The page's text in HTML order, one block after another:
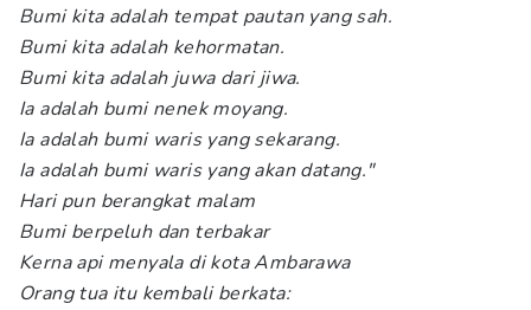
Bumi kita adalah tempat pautan yang sah.
Bumi kita adalah kehormatan.
Bumi kita adalah juwa dari jiwa.
Ia adalah bumi nenek moyang.
Ia adalah bumi waris yang sekarang.
Ia adalah bumi waris yang akan datang."
Hari pun berangkat malam
Bumi berpeluh dan terbakar
Kerna api menyala di kota Ambarawa
Orang tua itu kembali berkata: